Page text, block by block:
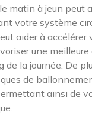
matin à jeun peut
votre système
aider à accélérer
une
la journée. De
de
ainsi de